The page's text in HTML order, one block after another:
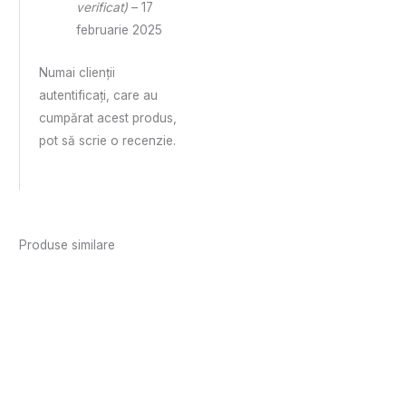
verificat) – 17
februarie 2025
Numai clienții
autentificați, care au
cumpărat acest produs,
pot să scrie o recenzie.
Produse similare